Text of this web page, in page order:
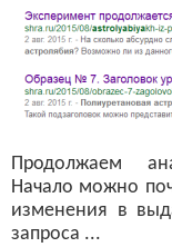
Продолжаем
Начало можно
изменения в
запроса ...